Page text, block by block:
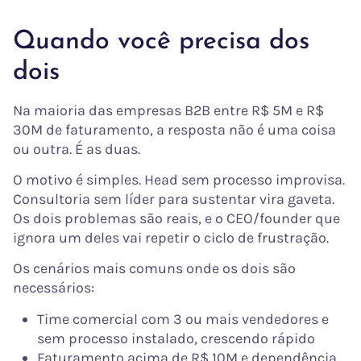
Quando você precisa dos
dois
Na maioria das empresas B2B entre R$ 5M e R$
30M de faturamento, a resposta não é uma coisa
ou outra. É as duas.
O motivo é simples. Head sem processo improvisa.
Consultoria sem líder para sustentar vira gaveta.
Os dois problemas são reais, e o CEO/founder que
ignora um deles vai repetir o ciclo de frustração.
Os cenários mais comuns onde os dois são
necessários:
Time comercial com 3 ou mais vendedores e
sem processo instalado, crescendo rápido